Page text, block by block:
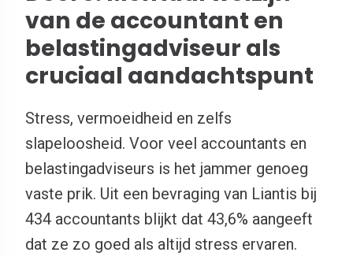
van de accountant en
belastingadviseur als
cruciaal aandachtspunt
Stress, vermoeidheid en zelfs
slapeloosheid. Voor veel accountants en
belastingadviseurs is het jammer genoeg
vaste prik. Uit een bevraging van Liantis bij
434 accountants blijkt dat 43,6% aangeeft
dat ze zo goed als altijd stress ervaren.